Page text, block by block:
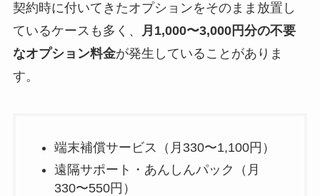
契約時に付いてきたオプションをそのまま放置し
ているケースも多く、
月1,000〜3,000円分の不要
なオプション料金が発生していることがありま
す。
端末補償サービス（月330〜1,100円）
遠隔サポート・あんしんパック（月
330〜550円）